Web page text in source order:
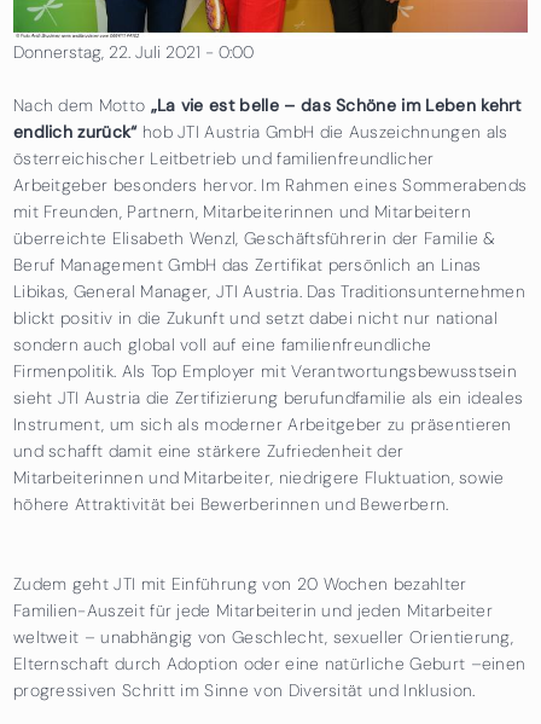
Donnerstag, 22. Juli 2021 - 0:00
Nach dem Motto „La vie est belle – das Schöne im Leben kehrt
endlich zurück“hob JTI Austria GmbH die Auszeichnungen als
österreichischer Leitbetrieb und familienfreundlicher
Arbeitgeber besonders hervor. Im Rahmen eines Sommerabends
mit Freunden, Partnern, Mitarbeiterinnen und Mitarbeitern
überreichte Elisabeth Wenzl, Geschäftsführerin der Familie &
Beruf Management GmbH das Zertifikat persönlich an Linas
Libikas, General Manager, JTI Austria. Das Traditionsunternehmen
blickt positiv in die Zukunft und setzt dabei nicht nur national
sondern auch global voll auf eine familienfreundliche
Firmenpolitik. Als Top Employer mit Verantwortungsbewusstsein
sieht JTI Austria die Zertifizierung berufundfamilie als ein ideales
Instrument, um sich als moderner Arbeitgeber zu präsentieren
und schafft damit eine stärkere Zufriedenheit der
Mitarbeiterinnen und Mitarbeiter, niedrigere Fluktuation, sowie
höhere Attraktivität bei Bewerberinnen und Bewerbern.
Zudem geht JTI mit Einführung von 20 Wochen bezahlter
Familien-Auszeit für jede Mitarbeiterin und jeden Mitarbeiter
weltweit – unabhängig von Geschlecht, sexueller Orientierung,
Elternschaft durch Adoption oder eine natürliche Geburt –einen
progressiven Schritt im Sinne von Diversität und Inklusion.